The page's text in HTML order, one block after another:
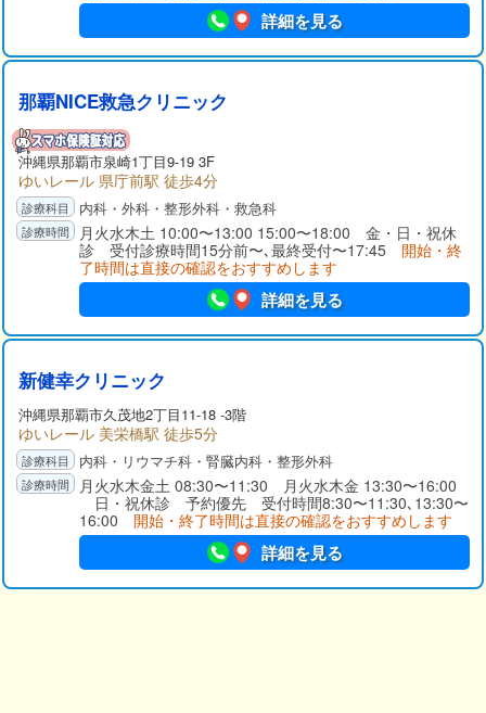
詳細を見る
那覇NICE救急クリニック
沖縄県那覇市泉崎1丁目9-19 3F
ゆいレール 県庁前駅 徒歩4分
内科・外科・整形外科・救急科
月火水木土 10:00〜13:00 15:00〜18:00 金・日・祝休
診 受付診療時間15分前〜､最終受付〜17:45 開始・終
了時間は直接の確認をおすすめします
詳細を見る
新健幸クリニック
沖縄県那覇市久茂地2丁目11-18 -3階
ゆいレール 美栄橋駅 徒歩5分
内科・リウマチ科・腎臓内科・整形外科
月火水木金土 08:30〜11:30 月火水木金 13:30〜16:00
日・祝休診 予約優先 受付時間8:30〜11:30､13:30〜
16:00 開始・終了時間は直接の確認をおすすめします
詳細を見る